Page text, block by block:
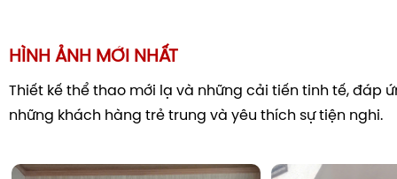
HÌNH ẢNH MỚI NHẤT
Thiết kế thể thao mới lạ và những cải tiến tinh tế, đáp
những khách hàng trẻ trung và yêu thích sự tiện nghi.